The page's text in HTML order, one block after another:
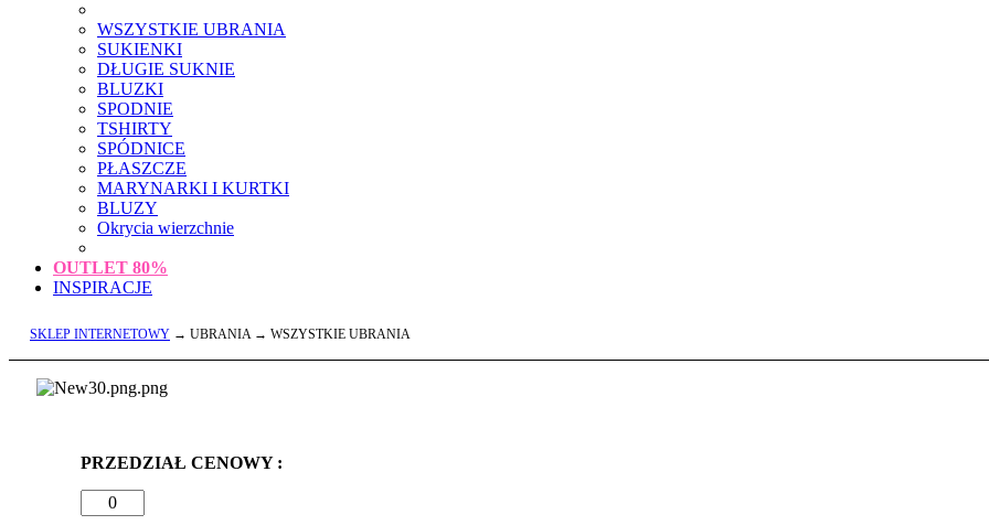
WSZYSTKIE UBRANIA
SUKIENKI
DŁUGIE SUKNIE
BLUZKI
SPODNIE
TSHIRTY
SPÓDNICE
PŁASZCZE
MARYNARKI I KURTKI
BLUZY
Okrycia wierzchnie
OUTLET 80%
INSPIRACJE
SKLEP INTERNETOWY → UBRANIA → WSZYSTKIE UBRANIA
PRZEDZIAŁ CENOWY :